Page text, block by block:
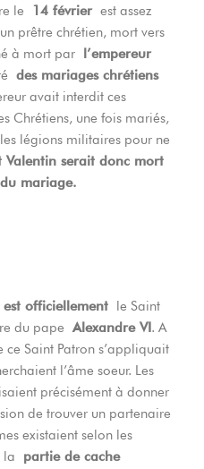
le 14 févrierest assez
prêtre chrétien, mort vers
à mort par l’empereur
des mariages chrétiens
avait interdit ces
Chrétiens, une fois mariés,
légions militaires pour ne
Valentin serait donc mort
mariage.
officiellement le Saint
du papeAlexandre VI. A
Saint Patron s’appliquait
l’âme soeur. Les
précisément à donner
de trouver un partenaire
existaient selon les
la partie de cache